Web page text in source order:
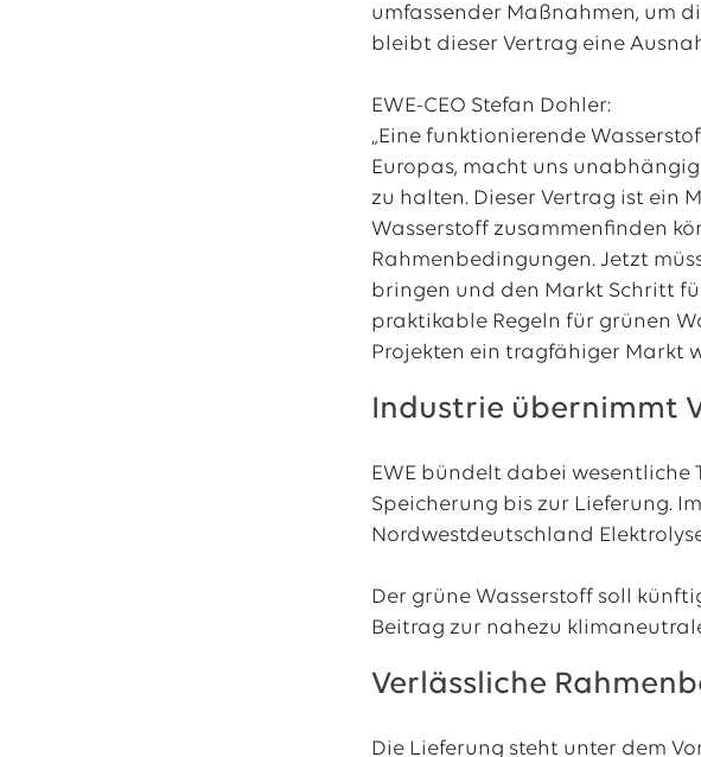
umfassender Maßnahmen, um
bleibt dieser Vertrag eine
EWE-CEO Stefan Dohler:
„Eine funktionierende
Europas, macht uns
zu halten. Dieser Vertrag ist ein
Wasserstoff zusammenfinden
Rahmenbedingungen. Jetzt
bringen und den Markt Schritt
praktikable Regeln für grünen
Projekten ein tragfähiger Markt
Industrie übernimmt
EWE bündelt dabei wesentliche
Speicherung bis zur Lieferung.
Nordwestdeutschland
Der grüne Wasserstoff soll
Beitrag zur nahezu
Verlässliche
Die Lieferung steht unter dem